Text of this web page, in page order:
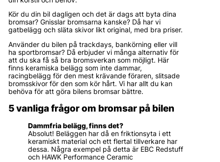
Kör du din bil dagligen och det är dags att byta dina
bromsar? Gnisslar bromsarna kanske? Då har vi
gatbelägg och släta skivor likt original, med bra priser.
Använder du bilen på trackdays, bankörning eller vill
ha sportbromsar? Då erbjuder vi många alternativ för
att du ska få så bra bromsverkan som möjligt. Här
finns keramiska belägg som inte dammar,
racingbelägg för den mest krävande föraren, slitsade
bromsskivor för den som kör hårt. Vi har allt du kan
behöva för att göra bilens bromsar bättre.
5 vanliga frågor om bromsar på bilen
Dammfria belägg, finns det?
Absolut! Beläggen har då en friktionsyta i ett
keramiskt material och ett flertal tillverkare har
dessa. Några exempel på detta är EBC Redstuff
och HAWK Performance Ceramic